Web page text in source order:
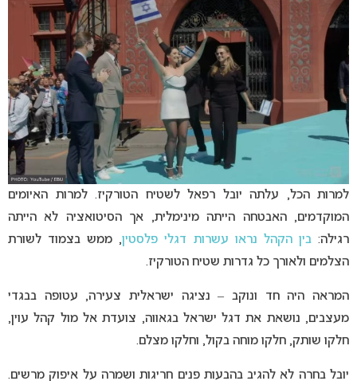
למרות הכל, עלתה יובל רפאל לשטיח הטורקיז. למרות האיומים
המוקדמים, האבטחה הייתה מינימלית, אך הסיטואציה לא הייתה
רגילה:בין הקהל נראו עשרות דגלי פלסטין, ממש בצמוד לשורת
הצלמים ולאורך כל גדרות שטיח הטורקיז.
המראה היה חד ונוקב – נציגה ישראלית צעירה, עטופה בבגדי
מעצבים, נושאת את דגל ישראל בגאווה, צועדת אל מול קהל עוין,
חלקו שותק, חלקו מוחה בקול, וחלקו מצלם.
יובל בחרה לא להגיב בהבעות פנים חריגות ושמרה על איפוק מרשים.